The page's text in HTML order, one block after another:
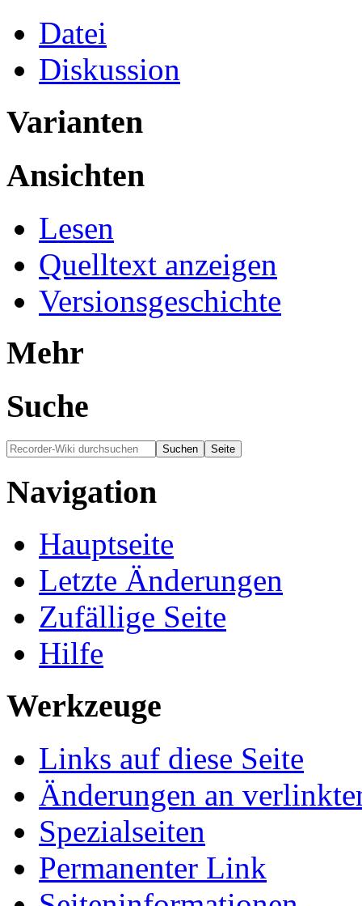
Datei
Diskussion
Varianten
Ansichten
Lesen
Quelltext anzeigen
Versionsgeschichte
Mehr
Suche
Navigation
Hauptseite
Letzte Änderungen
Zufällige Seite
Hilfe
Werkzeuge
Links auf diese Seite
Änderungen an
Spezialseiten
Permanenter Link